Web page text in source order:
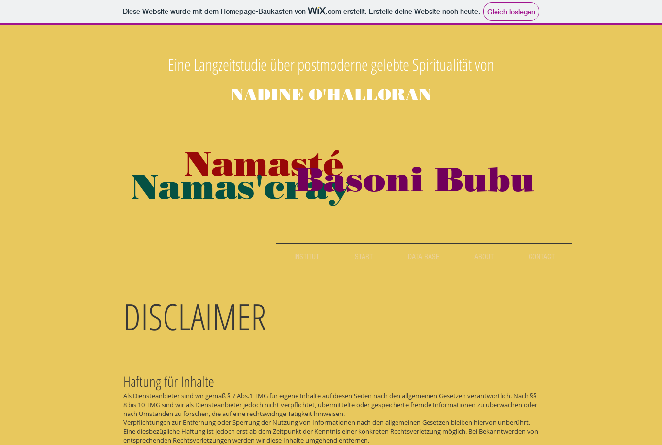
Diese Website wurde mit dem Homepage-Baukasten von .com erstellt. Erstelle deine Website noch heute. Gleich loslegen
Eine Langzeitstudie über postmoderne gelebte Spiritualität von
NADINE O'HALLORAN
Namasté
Namas'crayBasoni Bubu
INSTITUT START DATA BASE ABOUT CONTACT
DISCLAIMER
Haftung für Inhalte
Als Diensteanbieter sind wir gemäß § 7 Abs.1 TMG für eigene Inhalte auf diesen Seiten nach den allgemeinen Gesetzen verantwortlich. Nach §§
8 bis 10 TMG sind wir als Diensteanbieter jedoch nicht verpflichtet, übermittelte oder gespeicherte fremde Informationen zu überwachen oder
nach Umständen zu forschen, die auf eine rechtswidrige Tätigkeit hinweisen.
Verpflichtungen zur Entfernung oder Sperrung der Nutzung von Informationen nach den allgemeinen Gesetzen bleiben hiervon unberührt.
Eine diesbezügliche Haftung ist jedoch erst ab dem Zeitpunkt der Kenntnis einer konkreten Rechtsverletzung möglich. Bei Bekanntwerden von
entsprechenden Rechtsverletzungen werden wir diese Inhalte umgehend entfernen.